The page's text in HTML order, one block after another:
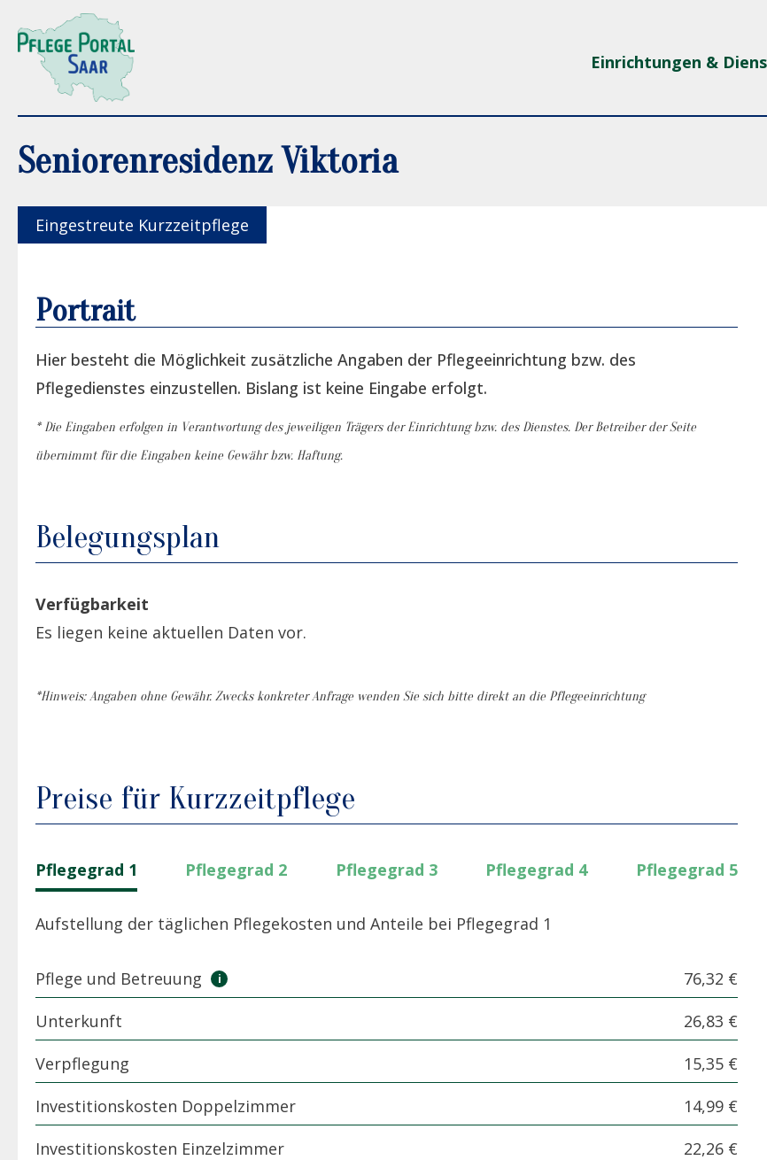
Einrichtungen &
Seniorenresidenz Viktoria
Eingestreute Kurzzeitpflege
Portrait
Hier besteht die Möglichkeit zusätzliche Angaben der Pflegeeinrichtung bzw. des
Pflegedienstes einzustellen. Bislang ist keine Eingabe erfolgt.
* Die Eingaben erfolgen in Verantwortung des jeweiligen Trägers der Einrichtung bzw. des Dienstes. Der Betreiber der Seite
übernimmt für die Eingaben keine Gewähr bzw. Haftung.
Belegungsplan
Verfügbarkeit
Es liegen keine aktuellen Daten vor.
*Hinweis: Angaben ohne Gewähr. Zwecks konkreter Anfrage wenden Sie sich bitte direkt an die Pflegeeinrichtung
Preise für Kurzzeitpflege
Pflegegrad 1 Pflegegrad 2 Pflegegrad 3 Pflegegrad 4 Pflegegrad 5
Aufstellung der täglichen Pflegekosten und Anteile bei Pflegegrad 1
Pflege und Betreuung
76,32 €
Unterkunft
26,83 €
Verpflegung
15,35 €
Investitionskosten Doppelzimmer
14,99 €
Investitionskosten Einzelzimmer
22,26 €